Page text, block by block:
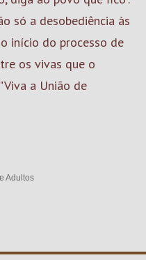
só a desobediência às
início do processo de
os vivas que o
a União de
Adultos